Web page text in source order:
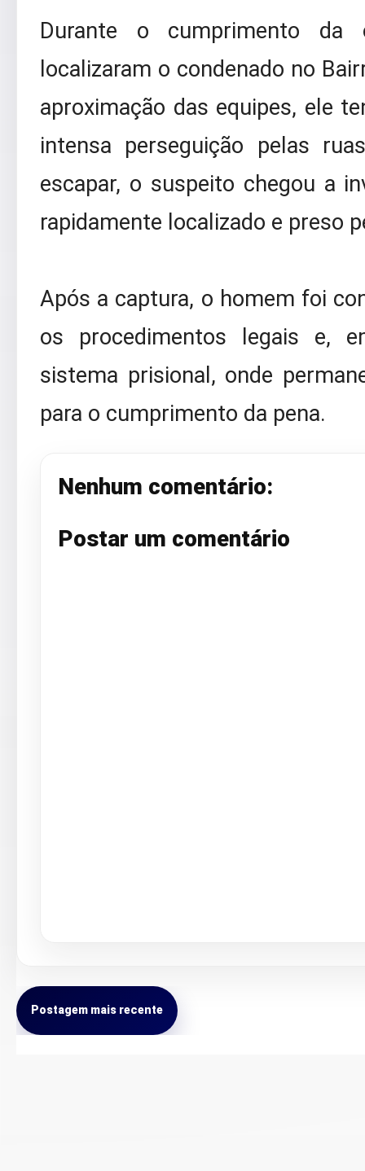
Durante o cumprimento da
localizaram o condenado no
aproximação das equipes, ele
intensa perseguição pelas
escapar, o suspeito chegou a
rapidamente localizado e preso
Após a captura, o homem foi
os procedimentos legais e,
sistema prisional, onde
para o cumprimento da pena.
Nenhum comentário:
Postar um comentário
Postagem mais recente